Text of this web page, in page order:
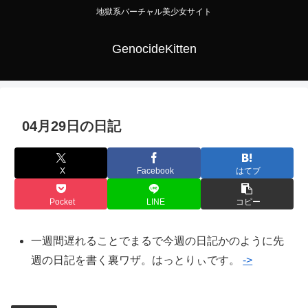
地獄系バーチャル美少女サイト
GenocideKitten
04月29日の日記
X Facebook はてブ
Pocket LINE コピー
一週間遅れることでまるで今週の日記かのように先
週の日記を書く裏ワザ。はっとりぃです。->